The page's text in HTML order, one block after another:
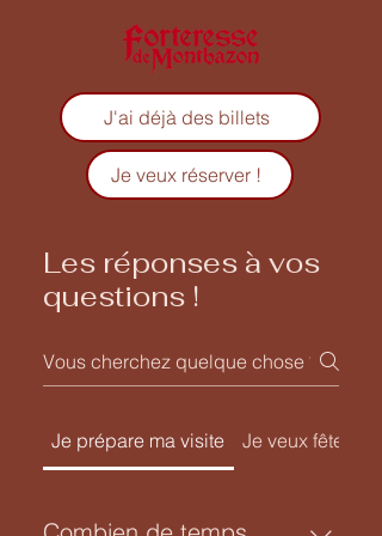
J'ai déjà des billets
Je veux réserver !
Les réponses à vos
questions !
Je prépare ma visite Je veux fêter